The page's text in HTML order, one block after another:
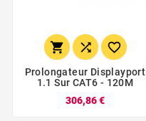
  
Prolongateur Displayport
1.1 Sur CAT6 - 120M
306,86 €